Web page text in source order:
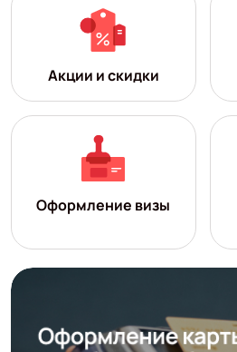
Акции и скидки
Оформление визы